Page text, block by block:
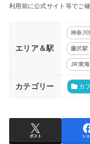
利用前に公式サイト等でご確
エリア＆駅
神奈川
藤沢駅
JR東
カテゴリー カ
ポスト シ